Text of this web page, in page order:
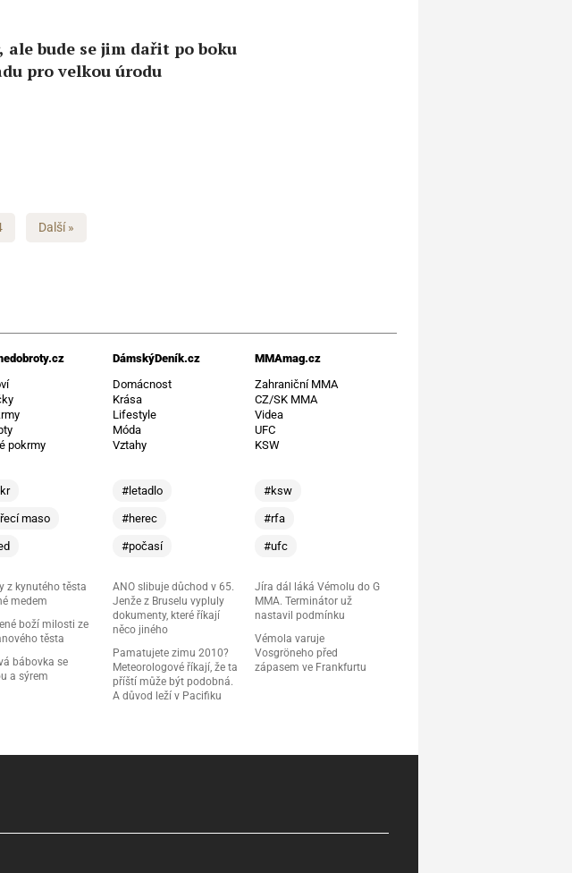
bude se jim dařit po boku
pro velkou úrodu
Další »
pokrmy
maso
z kynutého těsta
medem
boží milosti ze
těsta
bábovka se
a sýrem
DámskýDeník.cz
Domácnost
Krása
Lifestyle
Móda
Vztahy
#letadlo
#herec
#počasí
ANO slibuje důchod v 65.
Jenže z Bruselu vypluly
dokumenty, které říkají
něco jiného
Pamatujete zimu 2010?
Meteorologové říkají, že ta
příští může být podobná.
A důvod leží v Pacifiku
MMAmag.cz
Zahraniční MMA
CZ/SK MMA
Videa
UFC
KSW
#ksw
#rfa
#ufc
Jíra dál láká Vémolu do G
MMA. Terminátor už
nastavil podmínku
Vémola varuje
Vosgröneho před
zápasem ve Frankfurtu